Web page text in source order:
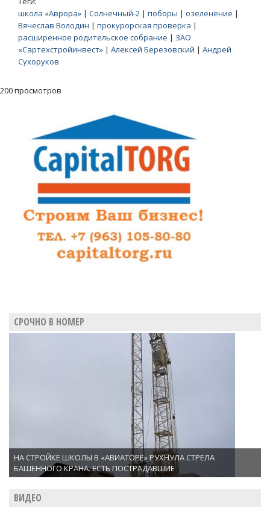
школа «Аврора» | Солнечный-2 | поборы | озеленение |
Вячеслав Володин | прокурорская проверка |
расширенное родительское собрание | ЗАО
«Сартехстройинвест» | Алексей Березовский | Андрей
Сухоруков
200 просмотров
СРОЧНО В НОМЕР
НА СТРОЙКЕ ШКОЛЫ В «АВИАТОРЕ» РУХНУЛА СТРЕЛА
БАШЕННОГО КРАНА. ЕСТЬ ПОСТРАДАВШИЕ
ВИДЕО